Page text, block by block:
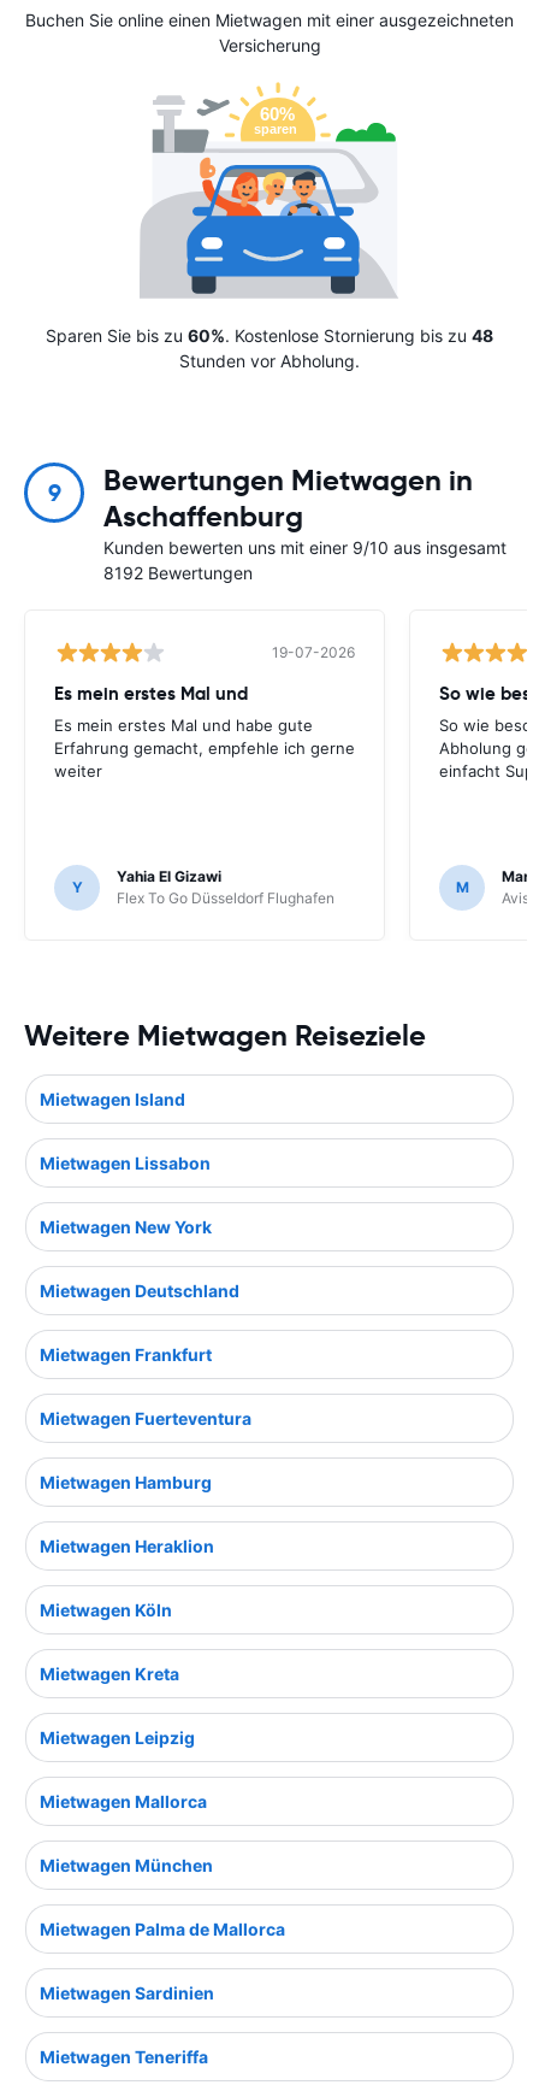
Buchen Sie online einen Mietwagen mit einer ausgezeichneten
Versicherung
Sparen Sie bis zu 60%. Kostenlose Stornierung bis zu 48
Stunden vor Abholung.
9
Bewertungen Mietwagen in
Aschaffenburg
Kunden bewerten uns mit einer 9/10 aus insgesamt
8192 Bewertungen
19-07-2026
Es mein erstes Mal und
Es mein erstes Mal und habe gute
Erfahrung gemacht, empfehle ich gerne
weiter
Y
Yahia El Gizawi
Flex To Go Düsseldorf Flughafen
So wie
So wie
Abholung
einfacht
M
Avis
Weitere Mietwagen Reiseziele
Mietwagen Island
Mietwagen Lissabon
Mietwagen New York
Mietwagen Deutschland
Mietwagen Frankfurt
Mietwagen Fuerteventura
Mietwagen Hamburg
Mietwagen Heraklion
Mietwagen Köln
Mietwagen Kreta
Mietwagen Leipzig
Mietwagen Mallorca
Mietwagen München
Mietwagen Palma de Mallorca
Mietwagen Sardinien
Mietwagen Teneriffa